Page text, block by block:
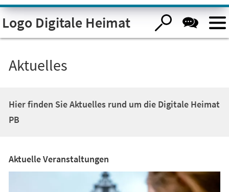
Visuelle
Assistenzsoftware
öffnen.
Logo Digitale Heimat
Aktuelles
Hier finden Sie Aktuelles rund um die Digitale Heimat
PB
Aktuelle Veranstaltungen